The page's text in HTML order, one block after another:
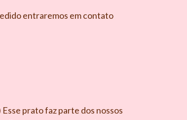
entraremos em contato
prato faz parte dos nossos